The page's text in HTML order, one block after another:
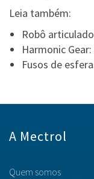
Leia também:
Robô
Harmonic
Fusos de
A Mectrol
Quem somos